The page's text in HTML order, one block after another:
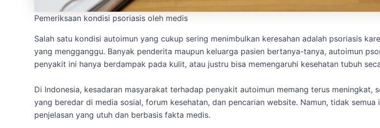
Pemeriksaan kondisi psoriasis oleh medis
Salah satu kondisi autoimun yang cukup sering menimbulkan keresahan adalah psoriasis
yang mengganggu. Banyak penderita maupun keluarga pasien bertanya-tanya, autoimun
penyakit ini hanya berdampak pada kulit, atau justru bisa memengaruhi kesehatan tubuh
Di Indonesia, kesadaran masyarakat terhadap penyakit autoimun memang terus meningkat,
yang beredar di media sosial, forum kesehatan, dan pencarian website. Namun, tidak
penjelasan yang utuh dan berbasis fakta medis.